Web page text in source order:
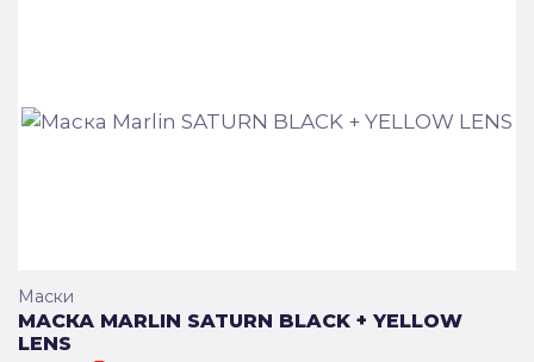
Маски
МАСКА MARLIN SATURN BLACK + YELLOW
LENS